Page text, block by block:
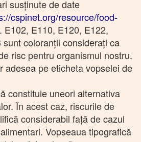
susținute de date
cspinet.org/resource/food-
. E102, E110, E120, E122,
coloranții considerați ca
risc pentru organismul nostru.
adesea pe eticheta vopselei de
constituie uneori alternativa
În acest caz, riscurile de
considerabil față de cazul
Vopseaua tipografică